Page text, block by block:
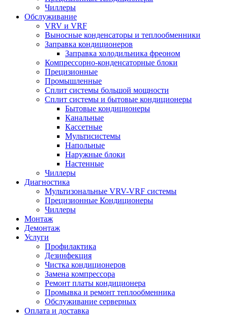
Чиллеры
Обслуживание
VRV и VRF
Выносные конденсаторы и теплообменники
Заправка кондиционеров
Заправка холодильника фреоном
Компрессорно-конденсаторные блоки
Прецизионные
Промышленные
Сплит системы большой мощности
Сплит системы и бытовые кондиционеры
Бытовые кондиционеры
Канальные
Кассетные
Мультисистемы
Напольные
Наружные блоки
Настенные
Чиллеры
Диагностика
Мультизональные VRV-VRF системы
Прецизионные Кондиционеры
Чиллеры
Монтаж
Демонтаж
Услуги
Профилактика
Дезинфекция
Чистка кондиционеров
Замена компрессора
Ремонт платы кондиционера
Промывка и ремонт теплообменника
Обслуживание серверных
Оплата и доставка